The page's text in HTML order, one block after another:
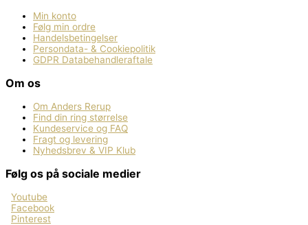
Min konto
Følg min ordre
Handelsbetingelser
Persondata- & Cookiepolitik
GDPR Databehandleraftale
Om os
Om Anders Rerup
Find din ring størrelse
Kundeservice og FAQ
Fragt og levering
Nyhedsbrev & VIP Klub
Følg os på sociale medier
Youtube
Facebook
Pinterest